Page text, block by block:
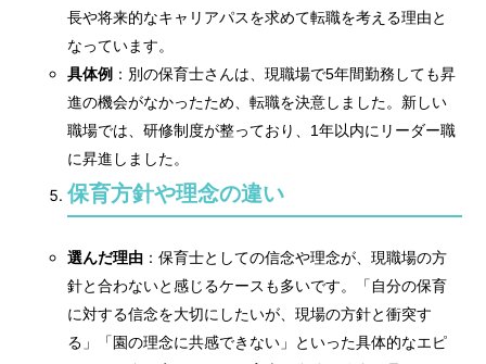
長や将来的なキャリアパスを求めて転職を考える理由と
なっています。
具体例 ：別の保育士さんは、現職場で5年間勤務しても昇
進の機会がなかったため、転職を決意しました。新しい
職場では、研修制度が整っており、1年以内にリーダー職
に昇進しました。
保育方針や理念の違い
選んだ理由 ：保育士としての信念や理念が、現職場の方
針と合わないと感じるケースも多いです。「自分の保育
に対する信念を大切にしたいが、現場の方針と衝突す
る」「園の理念に共感できない」といった具体的なエピ